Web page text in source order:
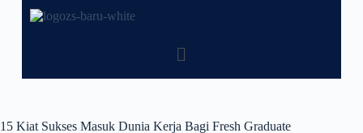
15 Kiat Sukses Masuk Dunia Kerja Bagi Fresh Graduate